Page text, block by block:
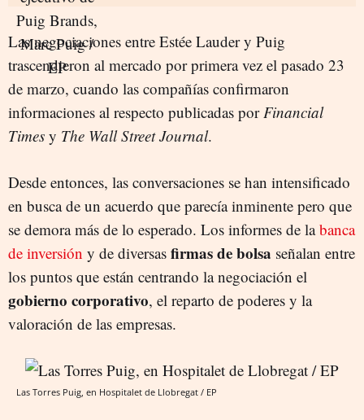
Las negociaciones entre Estée Lauder y Puig
trascendieron al mercado por primera vez el pasado 23
de marzo, cuando las compañías confirmaron
informaciones al respecto publicadas por Financial
Times y The Wall Street Journal.
Desde entonces, las conversaciones se han intensificado
en busca de un acuerdo que parecía inminente pero que
se demora más de lo esperado. Los informes de labanca
de inversión y de diversas firmas de bolsa señalan entre
los puntos que están centrando la negociación el
gobierno corporativo, el reparto de poderes y la
valoración de las empresas.
Las Torres Puig, en Hospitalet de Llobregat / EP